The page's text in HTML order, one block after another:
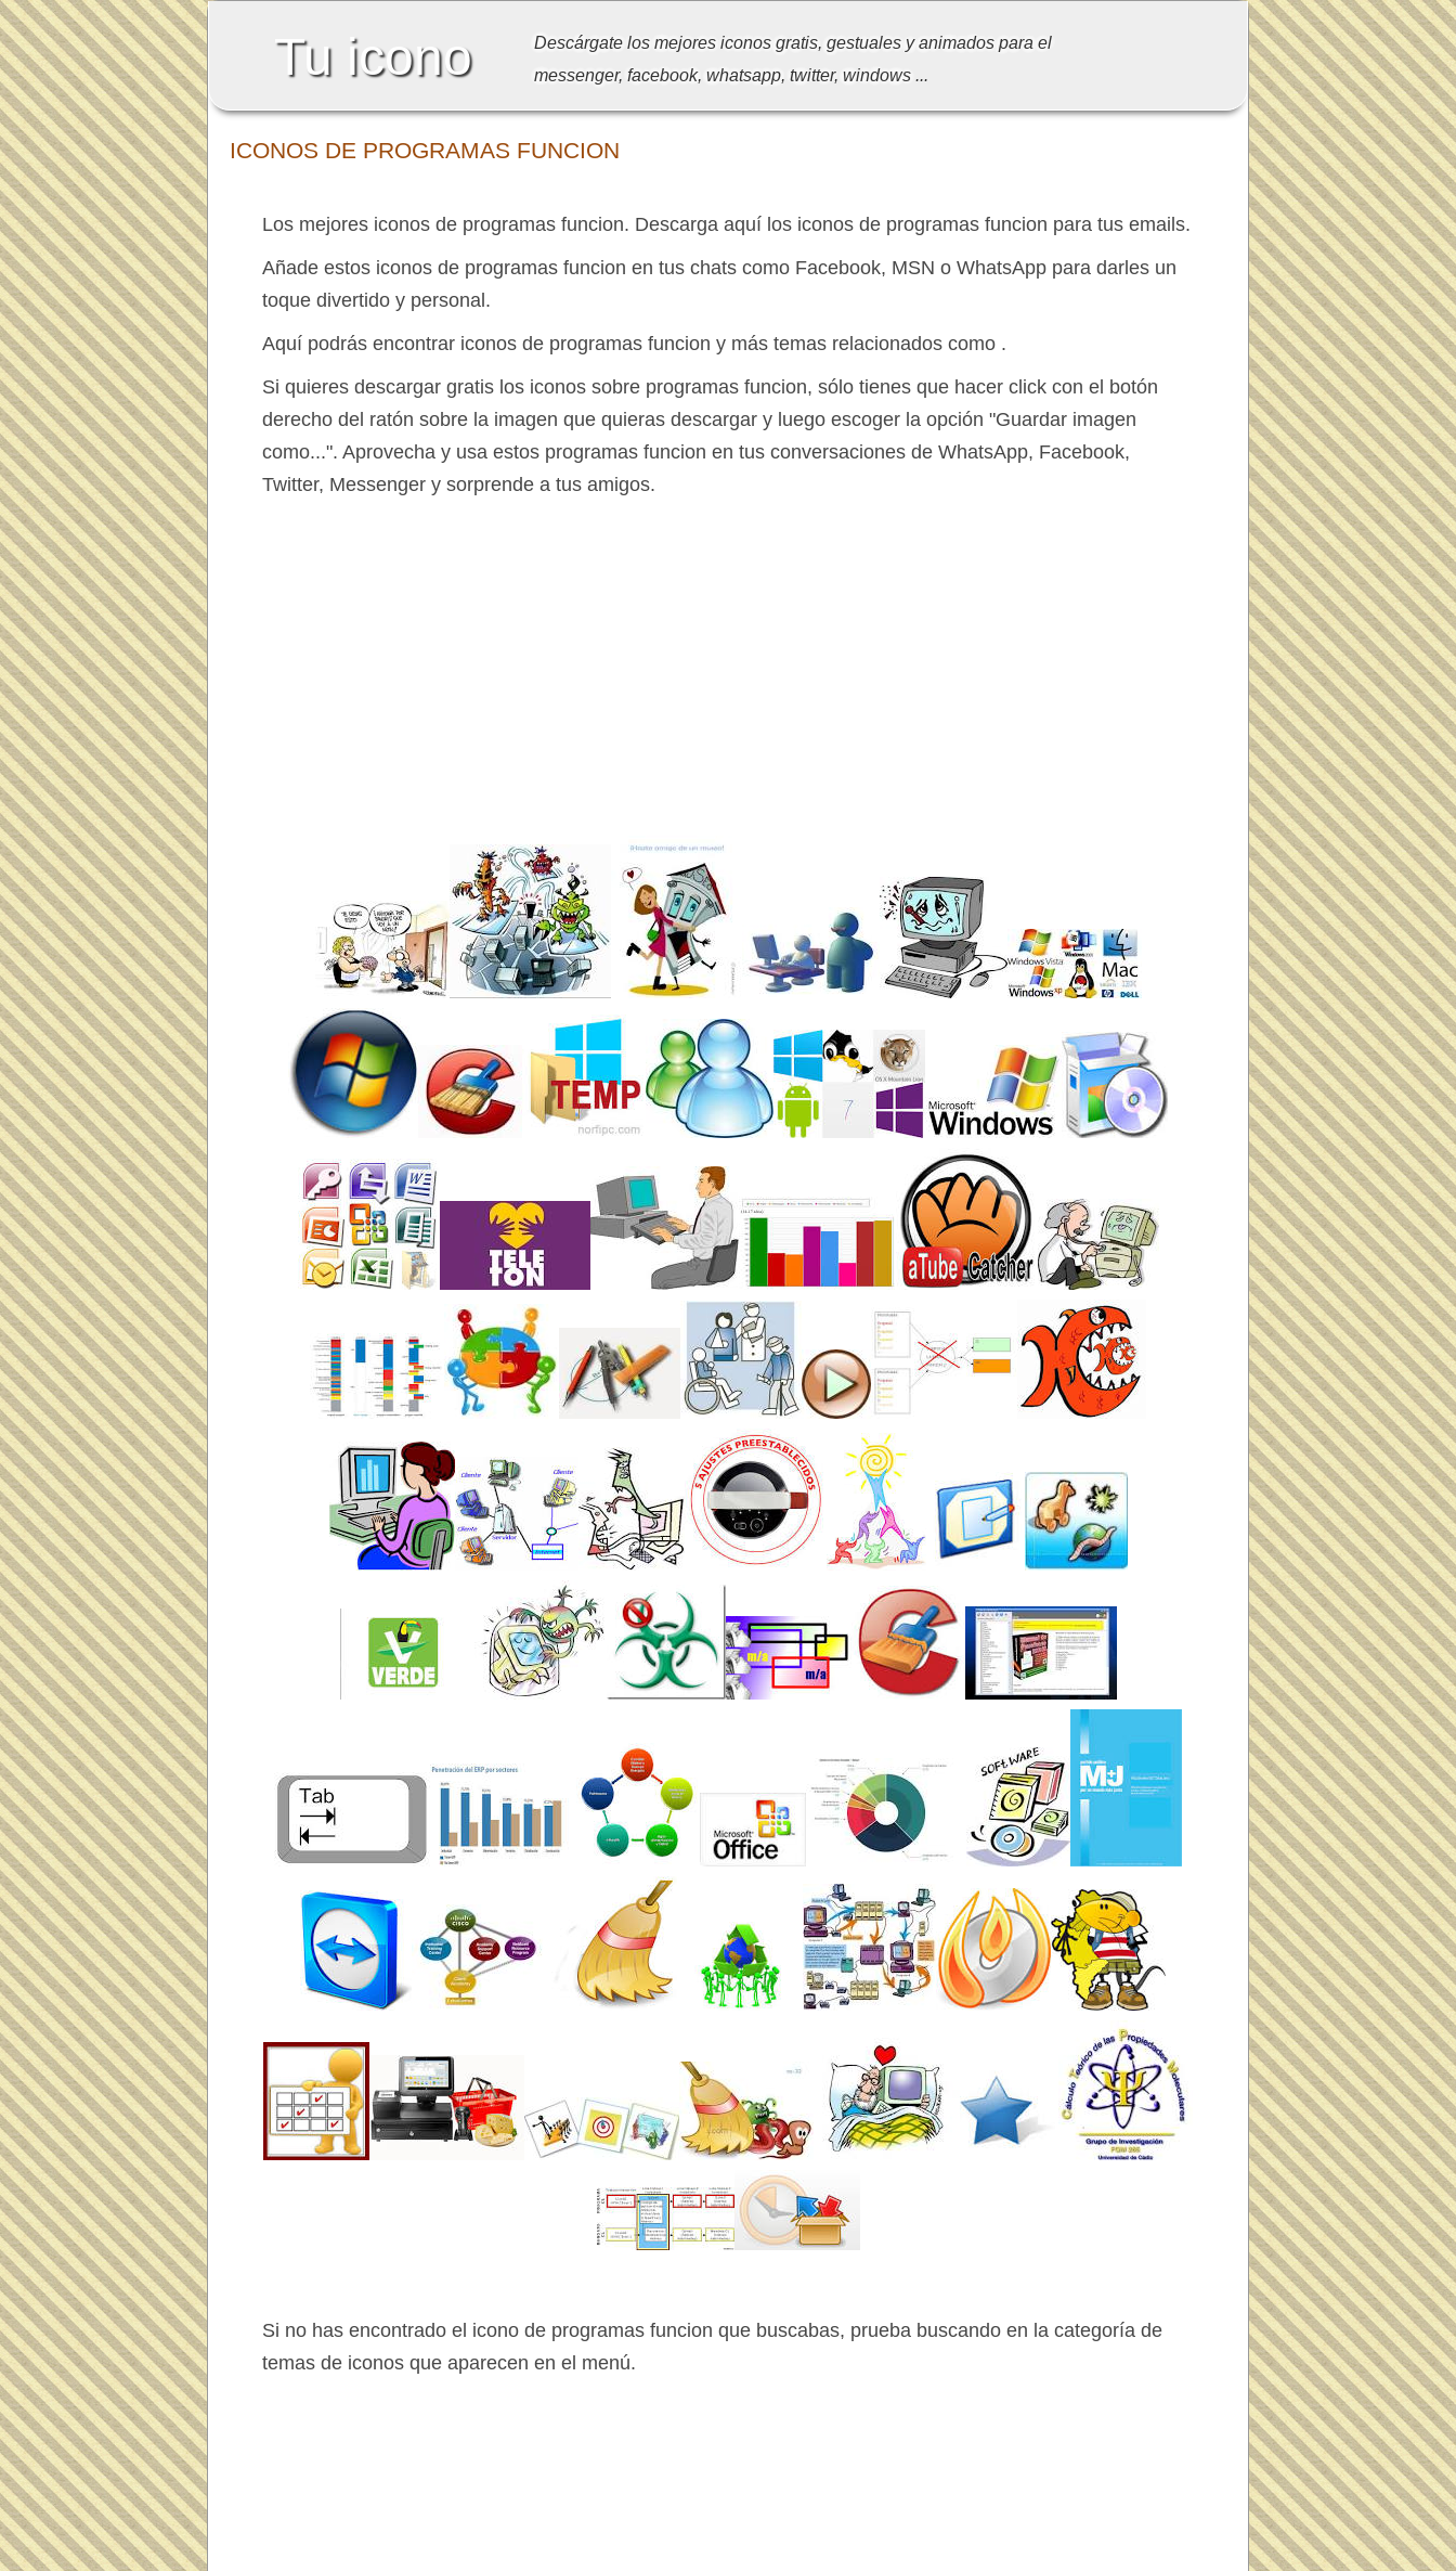
ICONOS DE PROGRAMAS FUNCION
Tu icono
Descárgate los mejores iconos gratis, gestuales y animados para el
messenger, facebook, whatsapp, twitter, windows ...
Los mejores iconos de programas funcion. Descarga aquí los iconos de programas funcion para tus emails.
Añade estos iconos de programas funcion en tus chats como Facebook, MSN o WhatsApp para darles un
toque divertido y personal.
Aquí podrás encontrar iconos de programas funcion y más temas relacionados como .
Si quieres descargar gratis los iconos sobre programas funcion, sólo tienes que hacer click con el botón
derecho del ratón sobre la imagen que quieras descargar y luego escoger la opción "Guardar imagen
como...". Aprovecha y usa estos programas funcion en tus conversaciones de WhatsApp, Facebook,
Twitter, Messenger y sorprende a tus amigos.
Si no has encontrado el icono de programas funcion que buscabas, prueba buscando en la categoría de
temas de iconos que aparecen en el menú.